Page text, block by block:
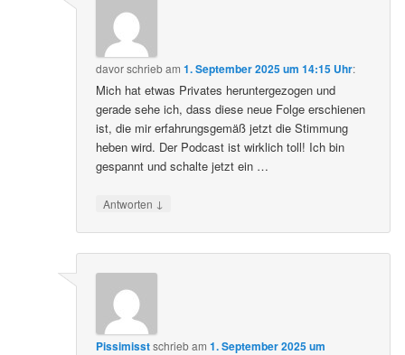
davorschriebam1. September 2025 um 14:15 Uhr:
Mich hat etwas Privates heruntergezogen und
gerade sehe ich, dass diese neue Folge erschienen
ist, die mir erfahrungsgemäß jetzt die Stimmung
heben wird. Der Podcast ist wirklich toll! Ich bin
gespannt und schalte jetzt ein …
Antworten ↓
Pissimisstschriebam1. September 2025 um